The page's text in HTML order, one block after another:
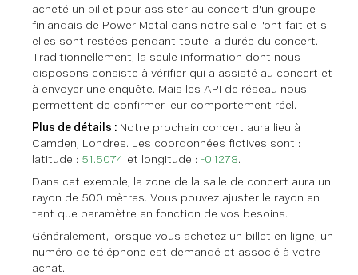
acheté un billet pour assister au concert d'un groupe
finlandais de Power Metal dans notre salle l'ont fait et si
elles sont restées pendant toute la durée du concert.
Traditionnellement, la seule information dont nous
disposons consiste à vérifier qui a assisté au concert et
à envoyer une enquête. Mais les API de réseau nous
permettent de confirmer leur comportement réel.
Plus de détails : Notre prochain concert aura lieu à
Camden, Londres. Les coordonnées fictives sont :
latitude : 51.5074 et longitude : -0.1278.
Dans cet exemple, la zone de la salle de concert aura un
rayon de 500 mètres. Vous pouvez ajuster le rayon en
tant que paramètre en fonction de vos besoins.
Généralement, lorsque vous achetez un billet en ligne, un
numéro de téléphone est demandé et associé à votre
achat.